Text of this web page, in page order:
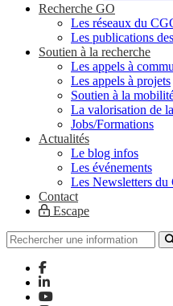
Recherche GO
Les réseaux du
Les publications
Soutien à la recherche
Les appels à
Les appels à projets
Soutien à la
La valorisation de
Jobs/Formations
Actualités
Le blog infos
Les événements
Les Newsletters du
Contact
Escape